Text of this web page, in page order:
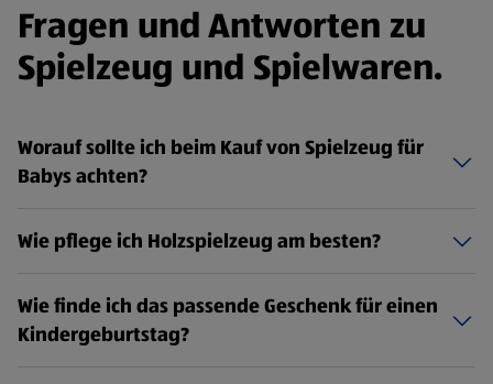
Fragen und Antworten zu
Spielzeug und Spielwaren.
Worauf sollte ich beim Kauf von Spielzeug für
Babys achten?
Wie pflege ich Holzspielzeug am besten?
Wie finde ich das passende Geschenk für einen
Kindergeburtstag?